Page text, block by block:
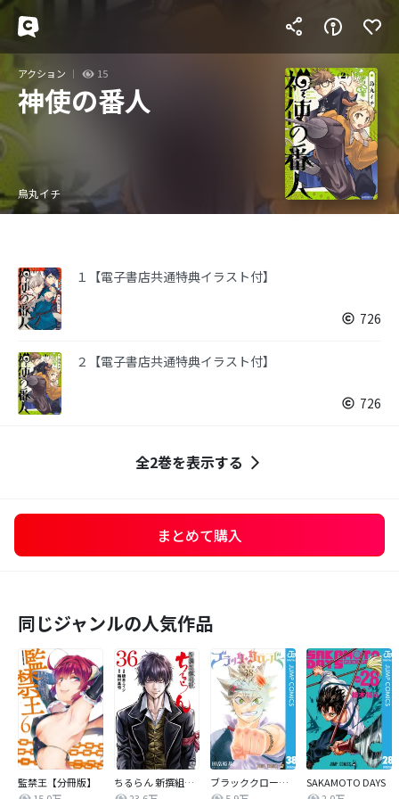
アクション 15
神使の番人
烏丸イチ
１【電子書店共通特典イラスト付】
726
２【電子書店共通特典イラスト付】
726
全2巻を表示する
まとめて購入
同じジャンルの人気作品
監禁王【分冊版】
ちるらん 新撰組鎮魂歌
ブラッククローバー
SAKAMOTO DAYS